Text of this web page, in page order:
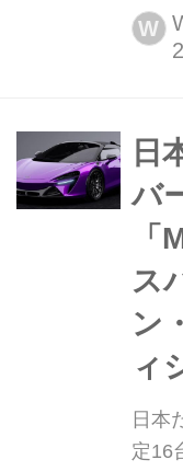
った
息づ
る。
倒的
750S
W
日
バ
「
ス
ン
ィ
日本
定16